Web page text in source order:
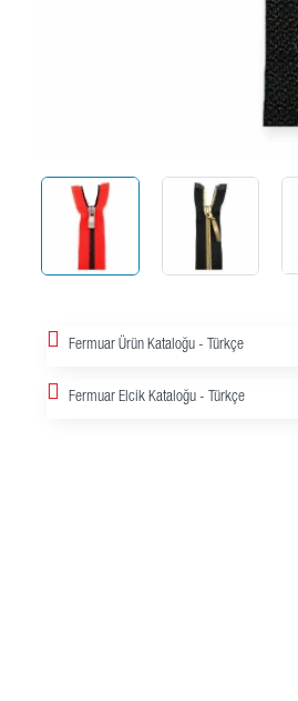
Fermuar Ürün Kataloğu - Türkçe
Fermuar Elcik Kataloğu - Türkçe